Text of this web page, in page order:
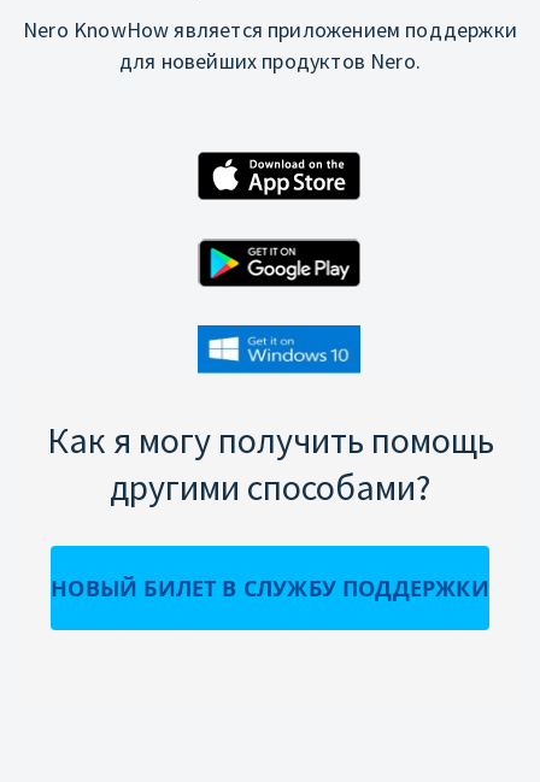
Nero KnowHow является приложением поддержки
для новейших продуктов Nero.
Как я могу получить помощь
другими способами?
НОВЫЙ БИЛЕТ В СЛУЖБУ ПОДДЕРЖКИ